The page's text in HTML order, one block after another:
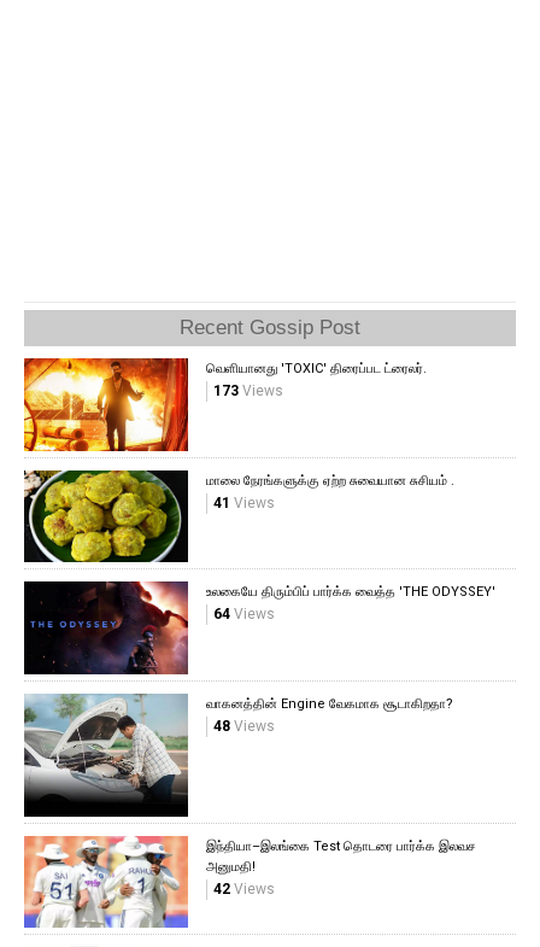
Recent Gossip Post
வெளியானது 'TOXIC' திரைப்பட ட்ரைலர்.
173Views
மாலை நேரங்களுக்கு ஏற்ற சுவையான சுசியம் .
41 Views
உலகையே திரும்பிப் பார்க்க வைத்த 'THE ODYSSEY'
64Views
வாகனத்தின் Engine வேகமாக சூடாகிறதா?
48Views
இந்தியா–இலங்கை Test தொடரை பார்க்க இலவச
அனுமதி!
42Views